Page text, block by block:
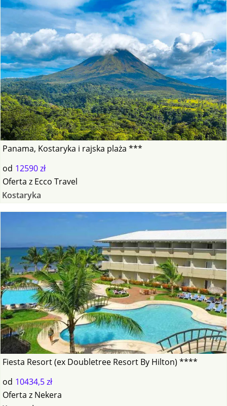
Panama, Kostaryka i rajska plaża ***
od 12590 zł
Oferta z Ecco Travel
Kostaryka
Fiesta Resort (ex Doubletree Resort By Hilton) ****
od 10434,5 zł
Oferta z Nekera